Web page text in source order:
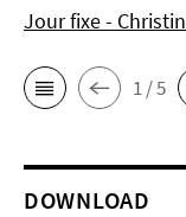
Jour fixe -
1 / 5
DOWNLOAD